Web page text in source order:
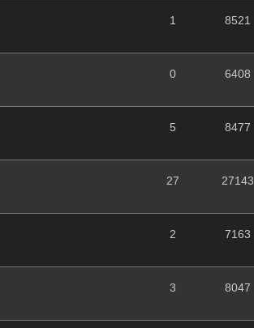
1 8521
0 6408
5 8477
27 27143
2 7163
3 8047